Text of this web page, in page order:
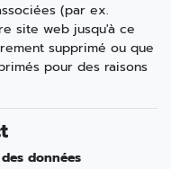
(par ex.
site web jusqu'à ce
supprimé ou que
pour des raisons
données